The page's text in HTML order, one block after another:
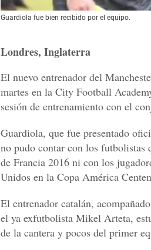
Guardiola fue bien recibido por el equipo.
Londres, Inglaterra
El nuevo entrenador del
martes en la City Football
sesión de entrenamiento con el
Guardiola, que fue presentado
no pudo contar con los futbolistas
de Francia 2016 ni con los
Unidos en la Copa América
El entrenador catalán,
el ya exfutbolista Mikel Arteta,
de la cantera y pocos del primer